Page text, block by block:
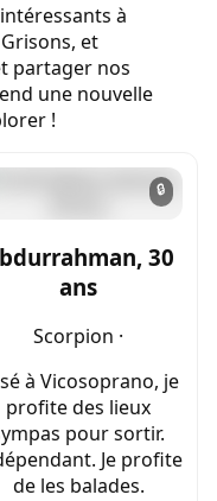
à
et
partager nos
une nouvelle
!
🔒
30
ans
Scorpion ·
à Vicosoprano, je
profite des lieux
pour sortir.
Je profite
de les balades.